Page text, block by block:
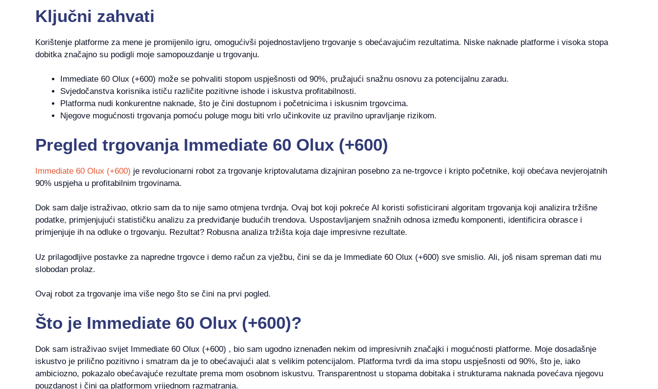
Ključni zahvati
Korištenje platforme za mene je promijenilo igru, omogućivši pojednostavljeno trgovanje s obećavajućim rezultatima. Niske naknade platforme i visoka stopa
dobitka značajno su podigli moje samopouzdanje u trgovanju.
Immediate 60 Olux (+600) može se pohvaliti stopom uspješnosti od 90%, pružajući snažnu osnovu za potencijalnu zaradu.
Svjedočanstva korisnika ističu različite pozitivne ishode i iskustva profitabilnosti.
Platforma nudi konkurentne naknade, što je čini dostupnom i početnicima i iskusnim trgovcima.
Njegove mogućnosti trgovanja pomoću poluge mogu biti vrlo učinkovite uz pravilno upravljanje rizikom.
Pregled trgovanja Immediate 60 Olux (+600)
Immediate 60 Olux (+600) je revolucionarni robot za trgovanje kriptovalutama dizajniran posebno za ne-trgovce i kripto početnike, koji obećava nevjerojatnih
90% uspjeha u profitabilnim trgovinama.
Dok sam dalje istraživao, otkrio sam da to nije samo otmjena tvrdnja. Ovaj bot koji pokreće AI koristi sofisticirani algoritam trgovanja koji analizira tržišne
podatke, primjenjujući statističku analizu za predviđanje budućih trendova. Uspostavljanjem snažnih odnosa između komponenti, identificira obrasce i
primjenjuje ih na odluke o trgovanju. Rezultat? Robusna analiza tržišta koja daje impresivne rezultate.
Uz prilagodljive postavke za napredne trgovce i demo račun za vježbu, čini se da je Immediate 60 Olux (+600) sve smislio. Ali, još nisam spreman dati mu
slobodan prolaz.
Ovaj robot za trgovanje ima više nego što se čini na prvi pogled.
Što je Immediate 60 Olux (+600)?
Dok sam istraživao svijet Immediate 60 Olux (+600) , bio sam ugodno iznenađen nekim od impresivnih značajki i mogućnosti platforme. Moje dosadašnje
iskustvo je prilično pozitivno i smatram da je to obećavajući alat s velikim potencijalom. Platforma tvrdi da ima stopu uspješnosti od 90%, što je, iako
ambiciozno, pokazalo obećavajuće rezultate prema mom osobnom iskustvu. Transparentnost u stopama dobitaka i strukturama naknada povećava njegovu
pouzdanost i čini ga platformom vrijednom razmatranja.